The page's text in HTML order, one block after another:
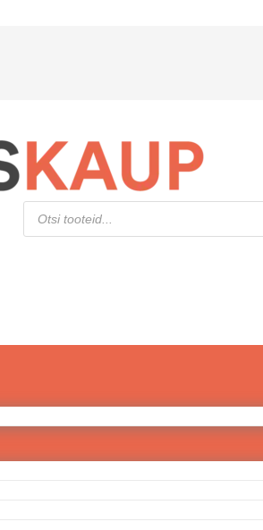
Products
search